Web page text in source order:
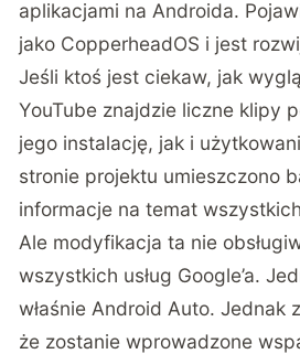
aplikacjami na Androida.
jako CopperheadOS i jest
Jeśli ktoś jest ciekaw, jak
YouTube znajdzie liczne klipy
jego instalację, jak i
stronie projektu umieszczono
informacje na temat
Ale modyfikacja ta nie
wszystkich usług Google’a.
właśnie Android Auto. Jednak
że zostanie wprowadzone